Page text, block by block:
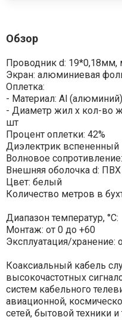
Обзор
Проводник d: 19*0,18мм,
Экран: алюминиевая
Оплетка:
- Материал: Al (алюминий)
- Диаметр жил x кол-во
шт
Процент оплетки: 42%
Диэлектрик
Волновое
Внешняя оболочка d:
Цвет: белый
Количество метров в
Диапазон температур, °С:
Монтаж: от 0 до +60
Эксплуатация/хранение:
Коаксиальный кабель
высокочастотных
систем кабельного
авиационной,
сетей, бытовой техники и